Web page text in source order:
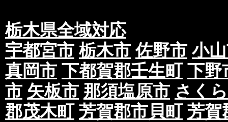
栃木県全域対応
宇都宮市 栃木市 佐野市 小
真岡市 下都賀郡壬生町 下野
市 矢板市 那須塩原市 さく
郡茂木町 芳賀郡市貝町 芳賀